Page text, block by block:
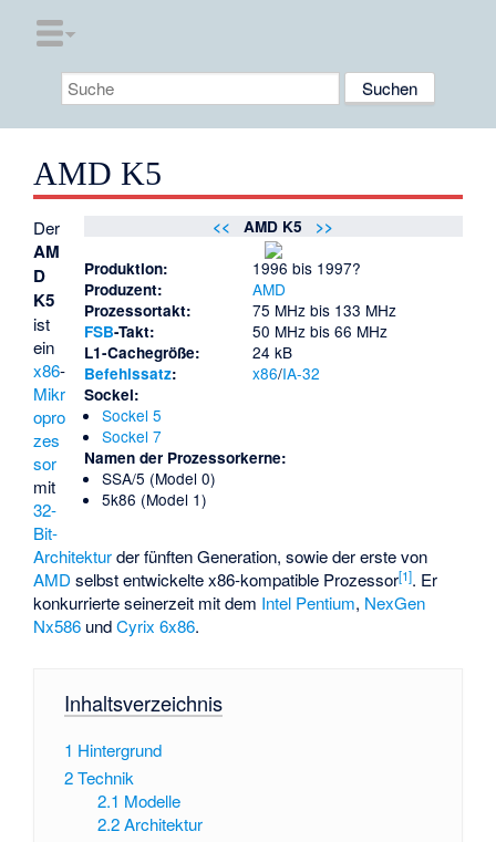
AMD K5
<< AMD K5 >>
Produktion:
1996 bis 1997?
Produzent: AMD
Prozessortakt: 75 MHz bis 133 MHz
FSB-Takt: 50 MHz bis 66 MHz
L1-Cachegröße: 24 kB
Befehlssatz: x86/IA-32
Sockel:
Sockel 5
Sockel 7
Namen der Prozessorkerne:
SSA/5 (Model 0)
5k86 (Model 1)
Der
AM
D
K5
ist
ein
x86-
Mikr
opro
zes
sor
mit
32-
Bit-
Architekturder fünften Generation, sowie der erste von
AMD selbst entwickelte x86-kompatible Prozessor[1]. Er
konkurrierte seinerzeit mit dem Intel Pentium, NexGen
Nx586 undCyrix 6x86.
Inhaltsverzeichnis
1 Hintergrund
2Technik
2.1 Modelle
2.2 Architektur